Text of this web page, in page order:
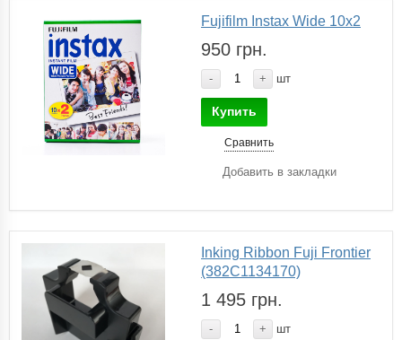
Fujifilm Instax Wide 10x2
950 грн.
- + шт
Купить
Сравнить
Добавить в закладки
Inking Ribbon Fuji Frontier
(382С1134170)
1 495 грн.
- + шт